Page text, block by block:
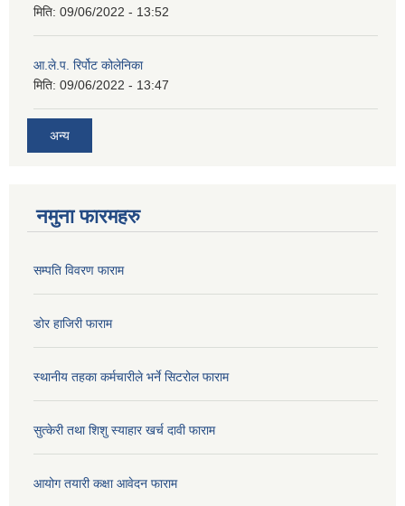
मिति: 09/06/2022 - 13:52
आ.ले.प. रिर्पोट कोलेनिका
मिति: 09/06/2022 - 13:47
अन्य
नमुना फारमहरु
सम्पति विवरण फाराम
डोर हाजिरी फाराम
स्थानीय तहका कर्मचारीले भर्ने सिटरोल फाराम
सुत्केरी तथा शिशु स्याहार खर्च दावी फाराम
आयोग तयारी कक्षा आवेदन फाराम